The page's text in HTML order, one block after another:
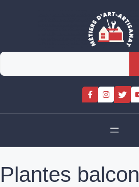
Rechercher
Plantes